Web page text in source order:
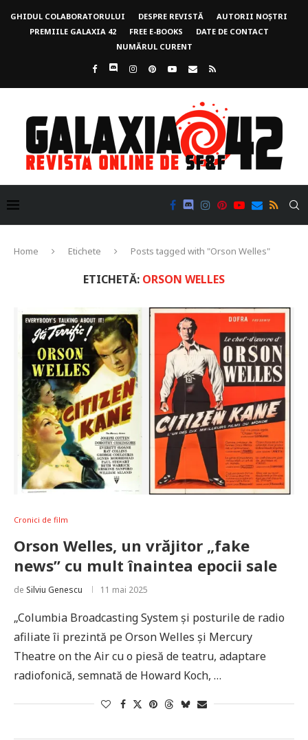
GHIDUL COLABORATORULUI DESPRE REVISTĂ
AUTORII NOȘTRI
PREMIILE GALAXIA 42
FREE E-BOOKS
DATE DE CONTACT
NUMĂRUL CURENT
Home Etichete Posts tagged with "Orson Welles"
ETICHETĂ: ORSON WELLES
Cronici de film
Orson Welles, un vrăjitor „fake
news” cu mult înaintea epocii sale
de Silviu Genescu 11 mai 2025
„Columbia Broadcasting System şi posturile de radio
afiliate îi prezintă pe Orson Welles şi Mercury
Theatre on the Air cu o piesă de teatru, adaptare
radiofonică, semnată de Howard Koch, …